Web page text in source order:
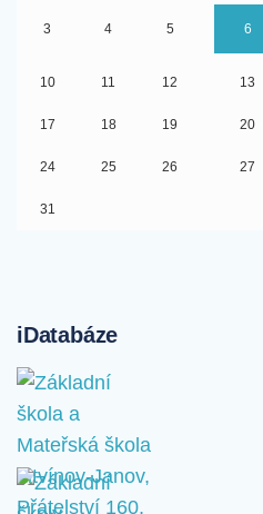
3 4 5 6
10 11 12 13
17 18 19 20
24 25 26 27
31
iDatabáze